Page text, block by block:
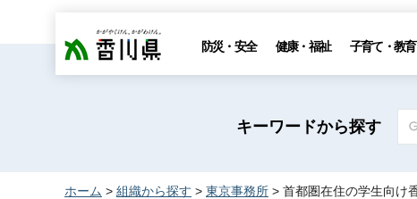
香川県 防災・安全 健康・福祉 子育て・教
キーワードから探す
ホーム > 組織から探す > 東京事務所 > 首都圏在住の学生向け